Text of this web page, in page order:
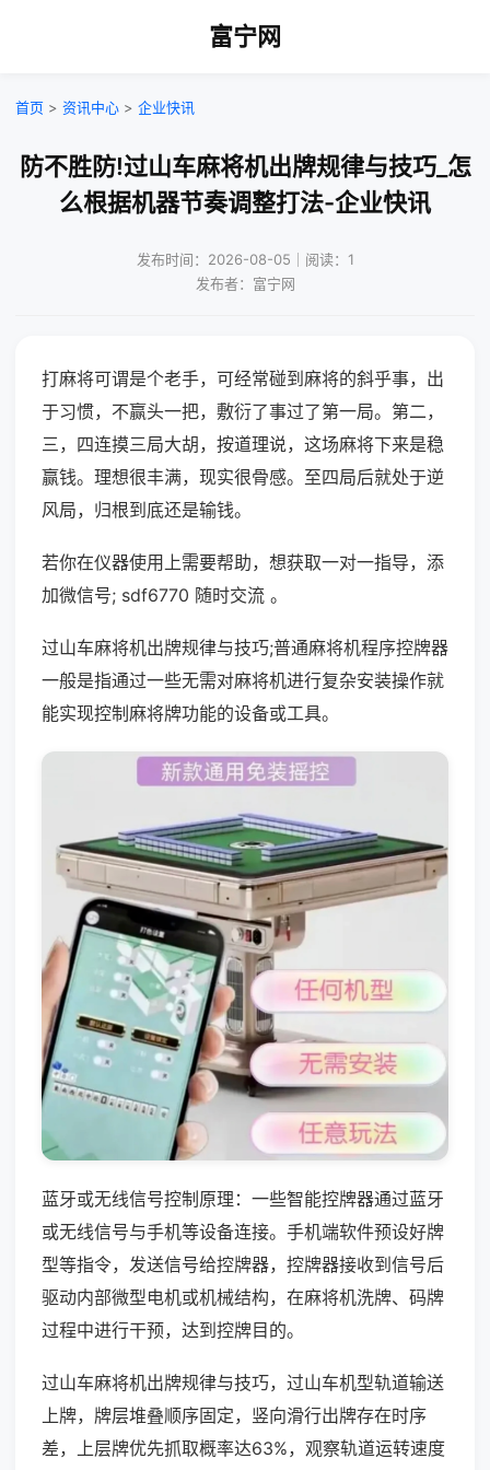
富宁网
首页 > 资讯中心 > 企业快讯
防不胜防!过山车麻将机出牌规律与技巧_怎
么根据机器节奏调整打法-企业快讯
发布时间：2026-08-05｜阅读：1
发布者：富宁网
打麻将可谓是个老手，可经常碰到麻将的斜乎事，出
于习惯，不赢头一把，敷衍了事过了第一局。第二，
三，四连摸三局大胡，按道理说，这场麻将下来是稳
赢钱。理想很丰满，现实很骨感。至四局后就处于逆
风局，归根到底还是输钱。
若你在仪器使用上需要帮助，想获取一对一指导，添
加微信号; sdf6770 随时交流 。
过山车麻将机出牌规律与技巧;普通麻将机程序控牌器
一般是指通过一些无需对麻将机进行复杂安装操作就
能实现控制麻将牌功能的设备或工具。
蓝牙或无线信号控制原理：一些智能控牌器通过蓝牙
或无线信号与手机等设备连接。手机端软件预设好牌
型等指令，发送信号给控牌器，控牌器接收到信号后
驱动内部微型电机或机械结构，在麻将机洗牌、码牌
过程中进行干预，达到控牌目的。
过山车麻将机出牌规律与技巧，过山车机型轨道输送
上牌，牌层堆叠顺序固定，竖向滑行出牌存在时序
差，上层牌优先抓取概率达63%，观察轨道运转速度